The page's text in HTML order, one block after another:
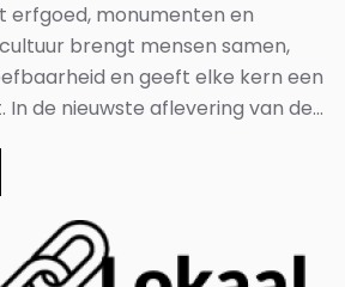
erfgoed, monumenten en
brengt mensen samen,
en geeft elke kern een
de nieuwste aflevering van de...